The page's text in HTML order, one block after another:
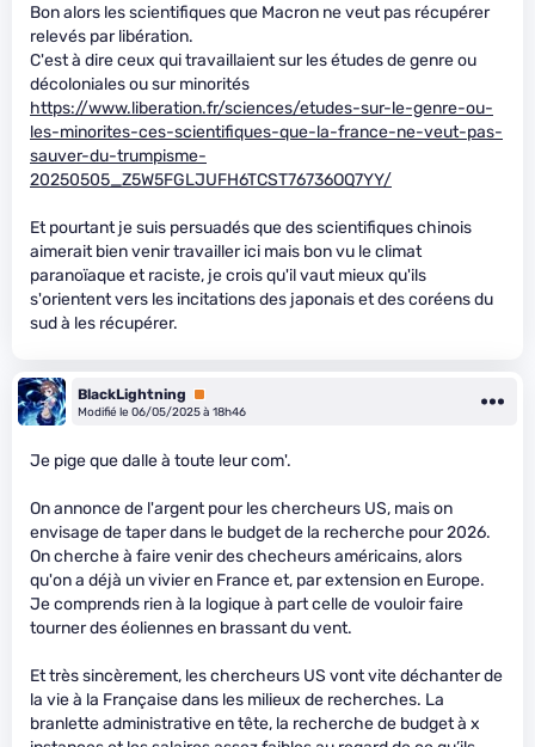
Bon alors les scientifiques que Macron ne veut pas récupérer
relevés par libération.
C'est à dire ceux qui travaillaient sur les études de genre ou
décoloniales ou sur minorités
https://www.liberation.fr/sciences/etudes-sur-le-genre-ou-
les-minorites-ces-scientifiques-que-la-france-ne-veut-pas-
sauver-du-trumpisme-
20250505_Z5W5FGLJUFH6TCST76736OQ7YY/
Et pourtant je suis persuadés que des scientifiques chinois
aimerait bien venir travailler ici mais bon vu le climat
paranoïaque et raciste, je crois qu'il vaut mieux qu'ils
s'orientent vers les incitations des japonais et des coréens du
sud à les récupérer.
BlackLightning
Premium
Modifié le 06/05/2025 à 18h46
Je pige que dalle à toute leur com'.
On annonce de l'argent pour les chercheurs US, mais on
envisage de taper dans le budget de la recherche pour 2026.
On cherche à faire venir des checheurs américains, alors
qu'on a déjà un vivier en France et, par extension en Europe.
Je comprends rien à la logique à part celle de vouloir faire
tourner des éoliennes en brassant du vent.
Et très sincèrement, les chercheurs US vont vite déchanter de
la vie à la Française dans les milieux de recherches. La
branlette administrative en tête, la recherche de budget à x